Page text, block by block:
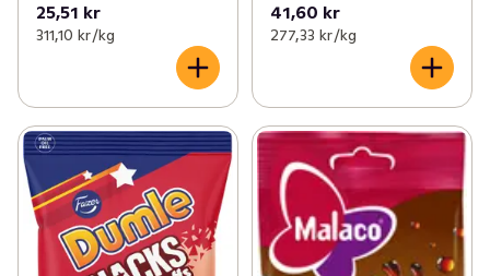
25,51 kr
311,10 kr /kg
41,60 kr
277,33 kr /kg